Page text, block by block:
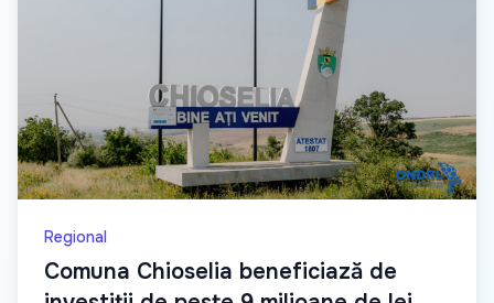
Regional
Comuna Chioselia beneficiază de